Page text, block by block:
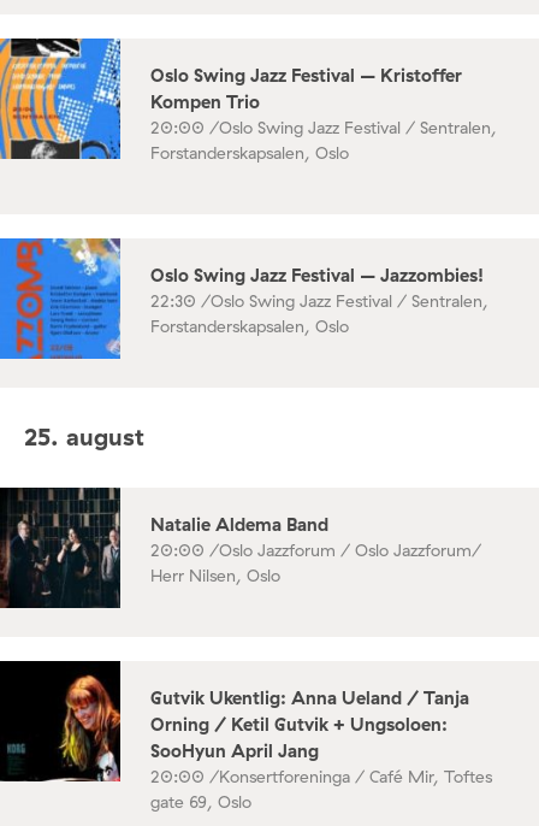
Oslo Swing Jazz Festival – Kristoffer
Kompen Trio
20:00 /Oslo Swing Jazz Festival / Sentralen,
Forstanderskapsalen, Oslo
Oslo Swing Jazz Festival – Jazzombies!
22:30 /Oslo Swing Jazz Festival / Sentralen,
Forstanderskapsalen, Oslo
25. august
Natalie Aldema Band
20:00 /Oslo Jazzforum / Oslo Jazzforum/
Herr Nilsen, Oslo
Gutvik Ukentlig: Anna Ueland / Tanja
Orning / Ketil Gutvik + Ungsoloen:
SooHyun April Jang
20:00 /Konsertforeninga / Café Mir, Toftes
gate 69, Oslo